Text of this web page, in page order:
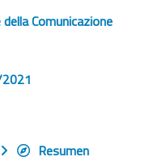
Comunicazione
Resumen